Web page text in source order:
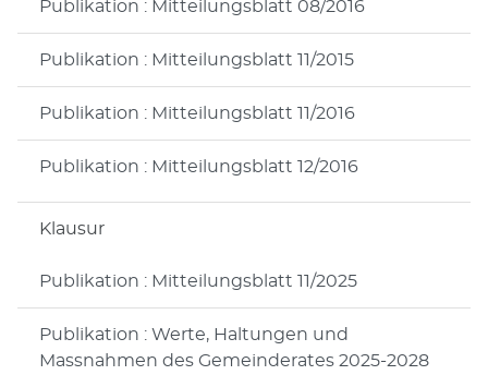
Publikation : Mitteilungsblatt 08/2016
Publikation : Mitteilungsblatt 11/2015
Publikation : Mitteilungsblatt 11/2016
Publikation : Mitteilungsblatt 12/2016
Klausur
Publikation : Mitteilungsblatt 11/2025
Publikation : Werte, Haltungen und
Massnahmen des Gemeinderates 2025-2028